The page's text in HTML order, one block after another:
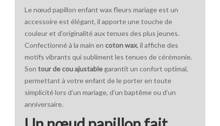
Le nœud papillon enfant wax fleurs mariage est un
accessoire est élégant, il apporte une touche de
couleur et d’originalité aux tenues des plus jeunes.
Confectionné à la main en coton wax, il affiche des
motifs vibrants qui subliment les tenues de cérémonie.
Son tour de cou ajustable garantit un confort optimal,
permettant à votre enfant de le porter en toute
simplicité lors d’un mariage, d’un baptême ou d’un
anniversaire.